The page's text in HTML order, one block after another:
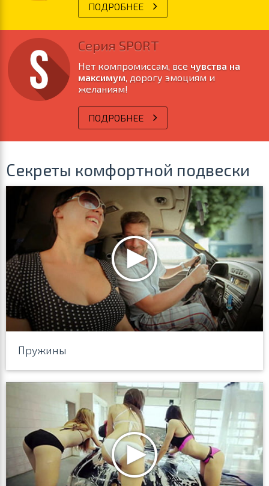
ПОДРОБНЕЕ
Серия SPORT
Нет компромиссам, всечувства на
максимум , дорогу эмоциям и
желаниям!
ПОДРОБНЕЕ
Секреты комфортной подвески
Пружины